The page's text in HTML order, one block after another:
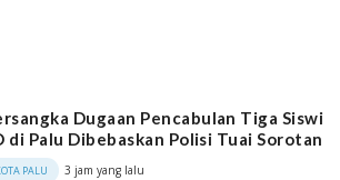
Dugaan Pencabulan Tiga Siswi
di Palu Dibebaskan Polisi Tuai Sorotan
PALU 3 jam yang lalu